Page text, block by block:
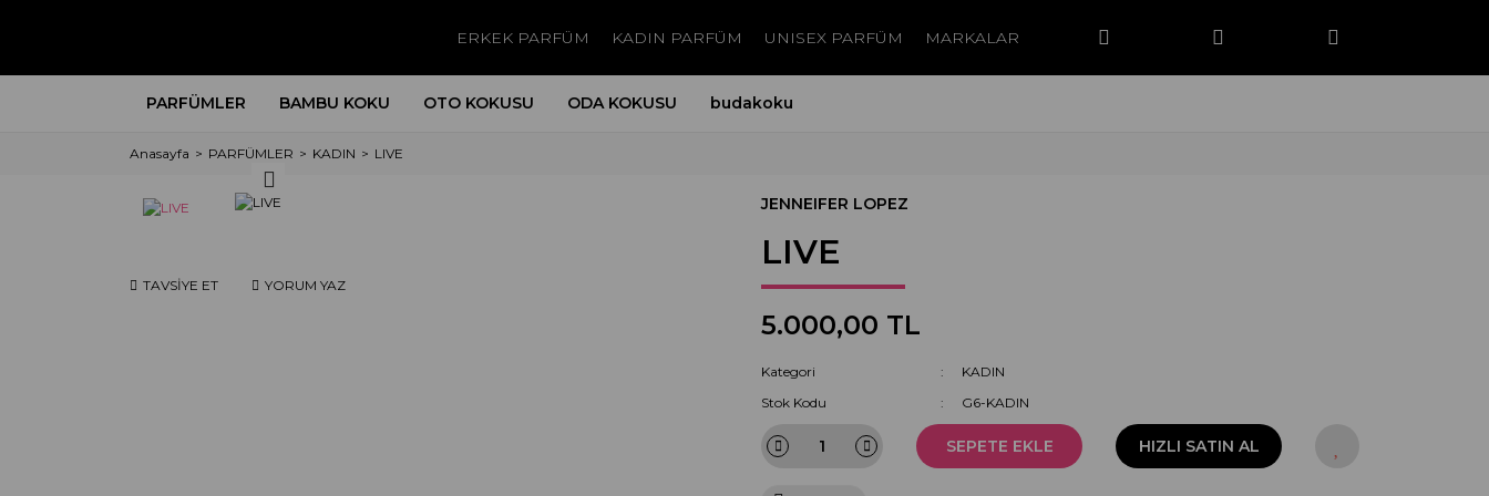
ERKEK PARFÜM KADIN PARFÜM UNISEX PARFÜM MARKALAR
PARFÜMLER BAMBU KOKU OTO KOKUSU ODA KOKUSU budakoku
Anasayfa PARFÜMLER KADIN LIVE
TAVSİYE ET YORUM YAZ
JENNEIFER LOPEZ
LIVE
5.000,00 TL
Kategori
KADIN
Stok Kodu
G6-KADIN
SEPETE EKLE HIZLI SATIN AL